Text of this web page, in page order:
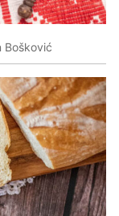
Bošković